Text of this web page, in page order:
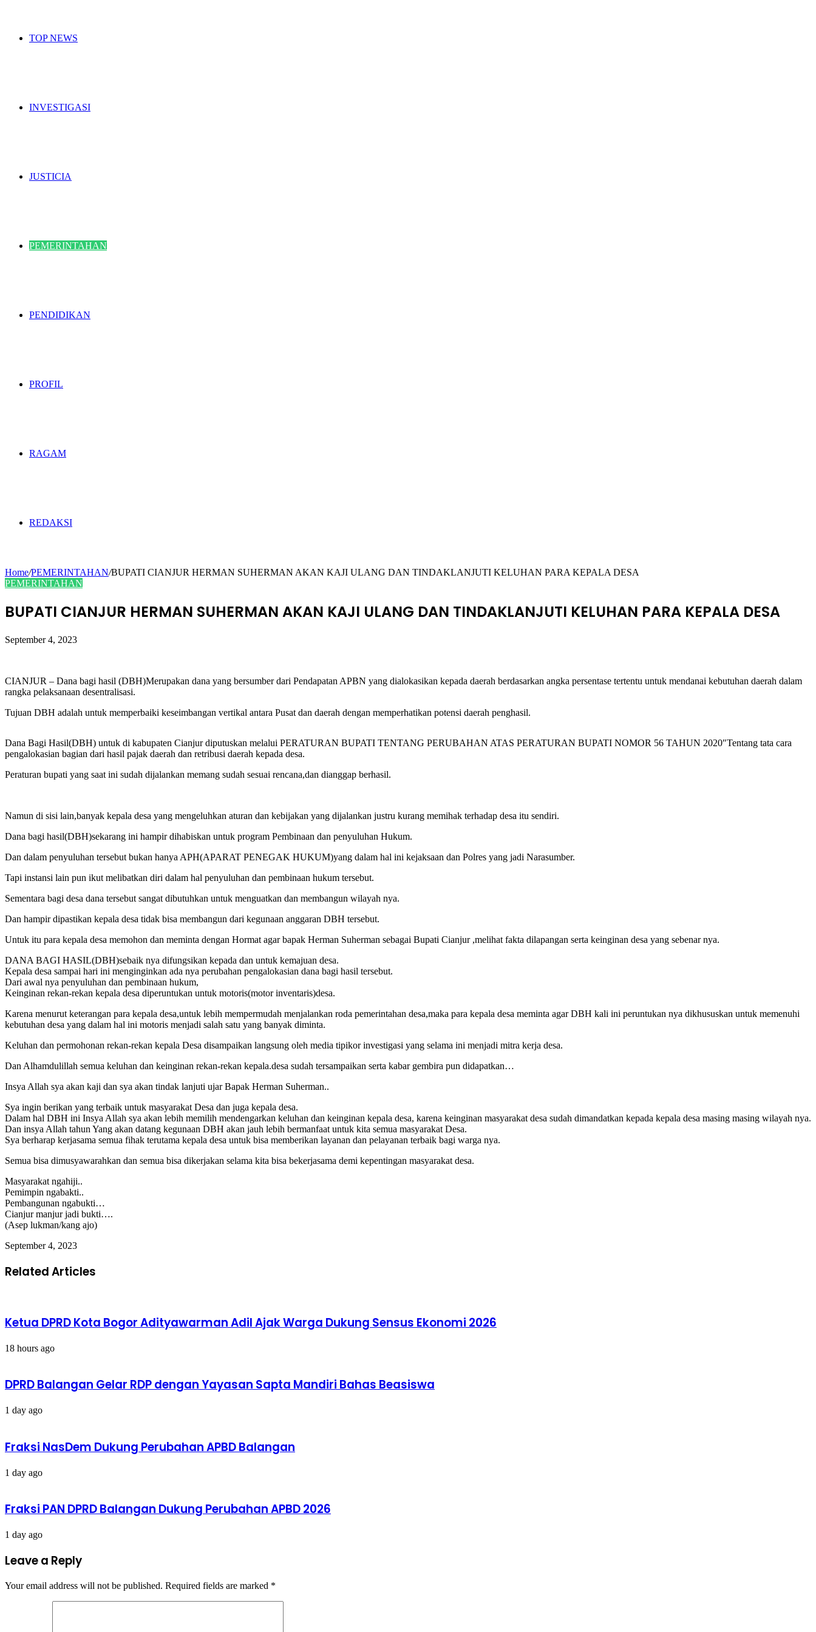
TOP NEWS
INVESTIGASI
JUSTICIA
PEMERINTAHAN
PENDIDIKAN
PROFIL
RAGAM
REDAKSI
Home/PEMERINTAHAN/BUPATI CIANJUR HERMAN SUHERMAN AKAN KAJI ULANG DAN TINDAKLANJUTI KELUHAN PARA KEPALA DESA
PEMERINTAHAN
BUPATI CIANJUR HERMAN SUHERMAN AKAN KAJI ULANG DAN TINDAKLANJUTI KELUHAN PARA KEPALA DESA
September 4, 2023
CIANJUR – Dana bagi hasil (DBH)Merupakan dana yang bersumber dari Pendapatan APBN yang dialokasikan kepada daerah berdasarkan angka persentase tertentu untuk mendanai kebutuhan daerah dalam
rangka pelaksanaan desentralisasi.
Tujuan DBH adalah untuk memperbaiki keseimbangan vertikal antara Pusat dan daerah dengan memperhatikan potensi daerah penghasil.
Dana Bagi Hasil(DBH) untuk di kabupaten Cianjur diputuskan melalui PERATURAN BUPATI TENTANG PERUBAHAN ATAS PERATURAN BUPATI NOMOR 56 TAHUN 2020″Tentang tata cara
pengalokasian bagian dari hasil pajak daerah dan retribusi daerah kepada desa.
Peraturan bupati yang saat ini sudah dijalankan memang sudah sesuai rencana,dan dianggap berhasil.
Namun di sisi lain,banyak kepala desa yang mengeluhkan aturan dan kebijakan yang dijalankan justru kurang memihak terhadap desa itu sendiri.
Dana bagi hasil(DBH)sekarang ini hampir dihabiskan untuk program Pembinaan dan penyuluhan Hukum.
Dan dalam penyuluhan tersebut bukan hanya APH(APARAT PENEGAK HUKUM)yang dalam hal ini kejaksaan dan Polres yang jadi Narasumber.
Tapi instansi lain pun ikut melibatkan diri dalam hal penyuluhan dan pembinaan hukum tersebut.
Sementara bagi desa dana tersebut sangat dibutuhkan untuk menguatkan dan membangun wilayah nya.
Dan hampir dipastikan kepala desa tidak bisa membangun dari kegunaan anggaran DBH tersebut.
Untuk itu para kepala desa memohon dan meminta dengan Hormat agar bapak Herman Suherman sebagai Bupati Cianjur ,melihat fakta dilapangan serta keinginan desa yang sebenar nya.
DANA BAGI HASIL(DBH)sebaik nya difungsikan kepada dan untuk kemajuan desa.
Kepala desa sampai hari ini menginginkan ada nya perubahan pengalokasian dana bagi hasil tersebut.
Dari awal nya penyuluhan dan pembinaan hukum,
Keinginan rekan-rekan kepala desa diperuntukan untuk motoris(motor inventaris)desa.
Karena menurut keterangan para kepala desa,untuk lebih mempermudah menjalankan roda pemerintahan desa,maka para kepala desa meminta agar DBH kali ini peruntukan nya dikhususkan untuk memenuhi
kebutuhan desa yang dalam hal ini motoris menjadi salah satu yang banyak diminta.
Keluhan dan permohonan rekan-rekan kepala Desa disampaikan langsung oleh media tipikor investigasi yang selama ini menjadi mitra kerja desa.
Dan Alhamdulillah semua keluhan dan keinginan rekan-rekan kepala.desa sudah tersampaikan serta kabar gembira pun didapatkan…
Insya Allah sya akan kaji dan sya akan tindak lanjuti ujar Bapak Herman Suherman..
Sya ingin berikan yang terbaik untuk masyarakat Desa dan juga kepala desa.
Dalam hal DBH ini Insya Allah sya akan lebih memilih mendengarkan keluhan dan keinginan kepala desa, karena keinginan masyarakat desa sudah dimandatkan kepada kepala desa masing masing wilayah nya.
Dan insya Allah tahun Yang akan datang kegunaan DBH akan jauh lebih bermanfaat untuk kita semua masyarakat Desa.
Sya berharap kerjasama semua fihak terutama kepala desa untuk bisa memberikan layanan dan pelayanan terbaik bagi warga nya.
Semua bisa dimusyawarahkan dan semua bisa dikerjakan selama kita bisa bekerjasama demi kepentingan masyarakat desa.
Masyarakat ngahiji..
Pemimpin ngabakti..
Pembangunan ngabukti…
Cianjur manjur jadi bukti….
(Asep lukman/kang ajo)
September 4, 2023
Related Articles
Ketua DPRD Kota Bogor Adityawarman Adil Ajak Warga Dukung Sensus Ekonomi 2026
18 hours ago
DPRD Balangan Gelar RDP dengan Yayasan Sapta Mandiri Bahas Beasiswa
1 day ago
Fraksi NasDem Dukung Perubahan APBD Balangan
1 day ago
Fraksi PAN DPRD Balangan Dukung Perubahan APBD 2026
1 day ago
Leave a Reply
Your email address will not be published. Required fields are marked *